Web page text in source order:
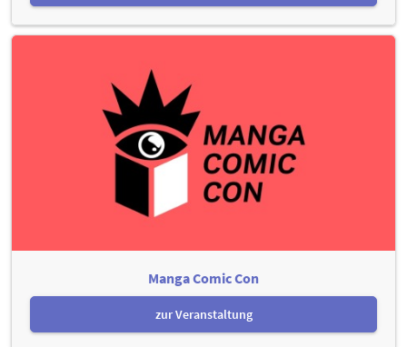
Manga Comic Con
zur Veranstaltung